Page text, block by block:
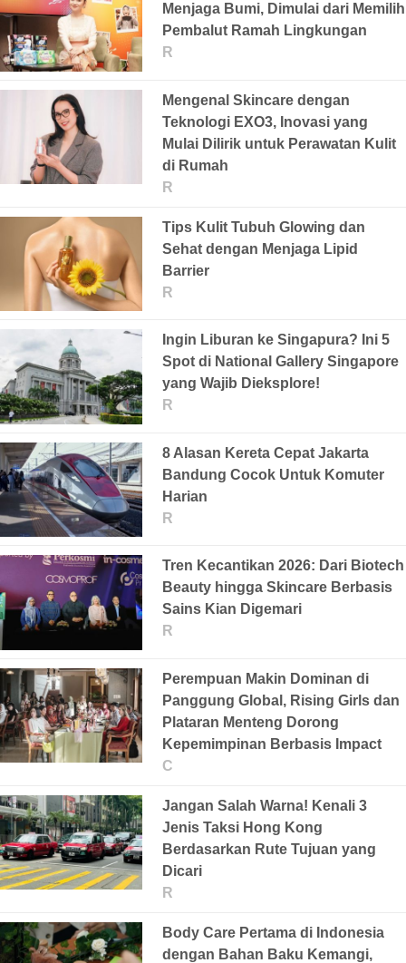
Menjaga Bumi, Dimulai dari Memilih
Pembalut Ramah Lingkungan
R
Mengenal Skincare dengan
Teknologi EXO3, Inovasi yang
Mulai Dilirik untuk Perawatan Kulit
di Rumah
R
Tips Kulit Tubuh Glowing dan
Sehat dengan Menjaga Lipid
Barrier
R
Ingin Liburan ke Singapura? Ini 5
Spot di National Gallery Singapore
yang Wajib Dieksplore!
R
8 Alasan Kereta Cepat Jakarta
Bandung Cocok Untuk Komuter
Harian
R
Tren Kecantikan 2026: Dari Biotech
Beauty hingga Skincare Berbasis
Sains Kian Digemari
R
Perempuan Makin Dominan di
Panggung Global, Rising Girls dan
Plataran Menteng Dorong
Kepemimpinan Berbasis Impact
C
Jangan Salah Warna! Kenali 3
Jenis Taksi Hong Kong
Berdasarkan Rute Tujuan yang
Dicari
R
Body Care Pertama di Indonesia
dengan Bahan Baku Kemangi,